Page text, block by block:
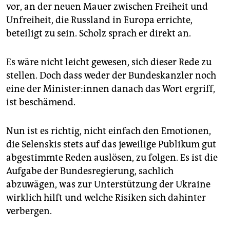
vor, an der neuen Mauer zwischen Freiheit und
Unfreiheit, die Russland in Europa errichte,
beteiligt zu sein. Scholz sprach er direkt an.
Es wäre nicht leicht gewesen, sich dieser Rede zu
stellen. Doch dass weder der Bundeskanzler noch
eine der Mi­nis­te­r:in­nen danach das Wort ergriff,
ist beschämend.
Nun ist es richtig, nicht einfach den Emotionen,
die Selenskis stets auf das jeweilige Publikum gut
abgestimmte Reden auslösen, zu folgen. Es ist die
Aufgabe der Bundesregierung, sachlich
abzuwägen, was zur Unterstützung der Ukraine
wirklich hilft und welche Risiken sich dahinter
verbergen.